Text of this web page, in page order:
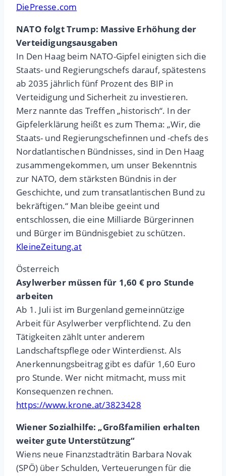
DiePresse.com
NATO folgt Trump: Massive Erhöhung der
Verteidigungsausgaben
In Den Haag beim NATO-Gipfel einigten sich die
Staats- und Regierungschefs darauf, spätestens
ab 2035 jährlich fünf Prozent des BIP in
Verteidigung und Sicherheit zu investieren.
Merz nannte das Treffen „historisch“. In der
Gipfelerklärung heißt es zum Thema: „Wir, die
Staats- und Regierungschefinnen und -chefs des
Nordatlantischen Bündnisses, sind in Den Haag
zusammengekommen, um unser Bekenntnis
zur NATO, dem stärksten Bündnis in der
Geschichte, und zum transatlantischen Bund zu
bekräftigen.“ Man bleibe geeint und
entschlossen, die eine Milliarde Bürgerinnen
und Bürger im Bündnisgebiet zu schützen.
KleineZeitung.at
Österreich
Asylwerber müssen für 1,60 € pro Stunde
arbeiten
Ab 1. Juli ist im Burgenland gemeinnützige
Arbeit für Asylwerber verpflichtend. Zu den
Tätigkeiten zählt unter anderem
Landschaftspflege oder Winterdienst. Als
Anerkennungsbeitrag gibt es dafür 1,60 Euro
pro Stunde. Wer nicht mitmacht, muss mit
Konsequenzen rechnen.
https://www.krone.at/3823428
Wiener Sozialhilfe: „Großfamilien erhalten
weiter gute Unterstützung“
Wiens neue Finanzstadträtin Barbara Novak
(SPÖ) über Schulden, Verteuerungen für die